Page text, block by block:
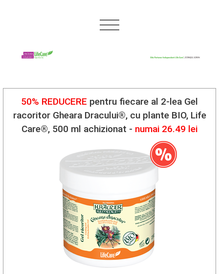
50% REDUCERE pentru fiecare al 2-lea Gel
racoritor Gheara Dracului®, cu plante BIO, Life
Care®, 500 ml achizionat - numai 26.49 lei